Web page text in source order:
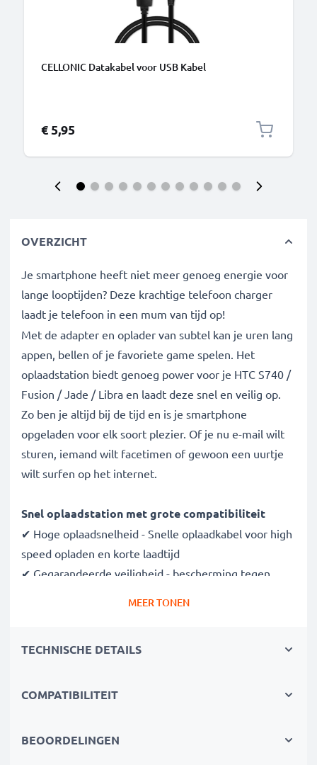
CELLONIC Datakabel voor USB Kabel
€ 5,95
OVERZICHT
Je smartphone heeft niet meer genoeg energie voor
lange looptijden? Deze krachtige telefoon charger
laadt je telefoon in een mum van tijd op!
Met de adapter en oplader van subtel kan je uren lang
appen, bellen of je favoriete game spelen. Het
oplaadstation biedt genoeg power voor je HTC S740 /
Fusion / Jade / Libra en laadt deze snel en veilig op.
Zo ben je altijd bij de tijd en is je smartphone
opgeladen voor elk soort plezier. Of je nu e-mail wilt
sturen, iemand wilt facetimen of gewoon een uurtje
wilt surfen op het internet.
Snel oplaadstation met grote compatibiliteit
✔ Hoge oplaadsnelheid - Snelle oplaadkabel voor high
speed opladen en korte laadtijd
✔ Gegarandeerde veiligheid - bescherming tegen
✔ Flexibele ingangsspanning 100V - 250V
Dankzij de flexibele spanning van 100V - 250V is de
MEER TONEN
TECHNISCHE DETAILS
COMPATIBILITEIT
BEOORDELINGEN